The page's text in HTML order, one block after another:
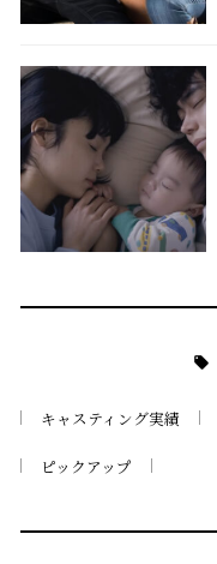
キャスティング実績
ピックアップ